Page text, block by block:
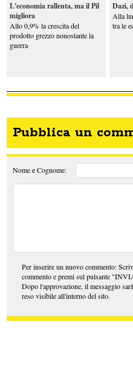
L'economia rallenta, ma il Pil
migliora
Allo 0,9% la crescita del
prodotto grezzo nonostante la
guerra
Dazi,
Alla
tra le
Pubblica un
Nome e Cognome:
Per inserire un nuovo commento:
commento e premi sul pulsante
Dopo l'approvazione, il messaggio sarà
reso visibile all'interno del sito.